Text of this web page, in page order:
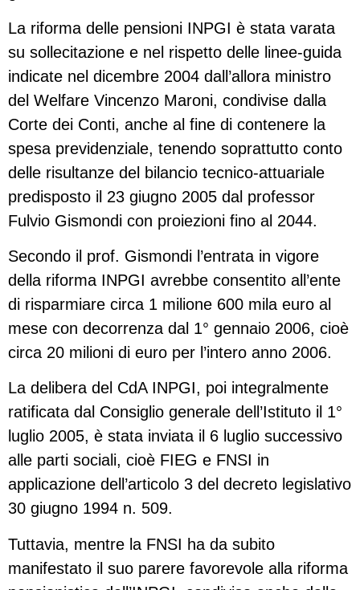
La riforma delle pensioni INPGI è stata varata
su sollecitazione e nel rispetto delle linee-guida
indicate nel dicembre 2004 dall’allora ministro
del Welfare Vincenzo Maroni, condivise dalla
Corte dei Conti, anche al fine di contenere la
spesa previdenziale, tenendo soprattutto conto
delle risultanze del bilancio tecnico-attuariale
predisposto il 23 giugno 2005 dal professor
Fulvio Gismondi con proiezioni fino al 2044.
Secondo il prof. Gismondi l’entrata in vigore
della riforma INPGI avrebbe consentito all’ente
di risparmiare circa 1 milione 600 mila euro al
mese con decorrenza dal 1° gennaio 2006, cioè
circa 20 milioni di euro per l’intero anno 2006.
La delibera del CdA INPGI, poi integralmente
ratificata dal Consiglio generale dell’Istituto il 1°
luglio 2005, è stata inviata il 6 luglio successivo
alle parti sociali, cioè FIEG e FNSI in
applicazione dell’articolo 3 del decreto legislativo
30 giugno 1994 n. 509.
Tuttavia, mentre la FNSI ha da subito
manifestato il suo parere favorevole alla riforma